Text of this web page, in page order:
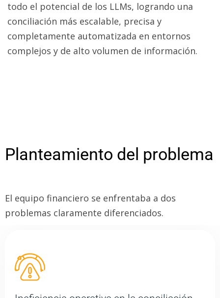
todo el potencial de los LLMs, logrando una
conciliación más escalable, precisa y
completamente automatizada en entornos
complejos y de alto volumen de información.
Planteamiento del problema
El equipo financiero se enfrentaba a dos
problemas claramente diferenciados.